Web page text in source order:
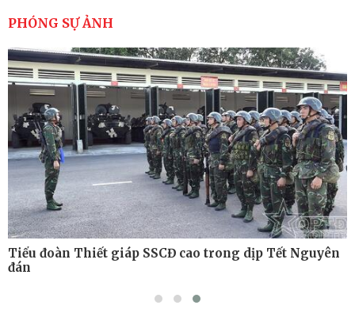
cao sức mạnh chiến đấu
Tiểu đoàn Thiết giáp hoàn thành tốt diễn tập chiến
thuật có bắn đạn thật
Nơi sinh viên rèn ý trí, luyện kỹ năng
PHÓNG SỰ ẢNH
Tiểu đoàn Thiết giáp SSCĐ cao trong dịp Tết Nguyên
đán